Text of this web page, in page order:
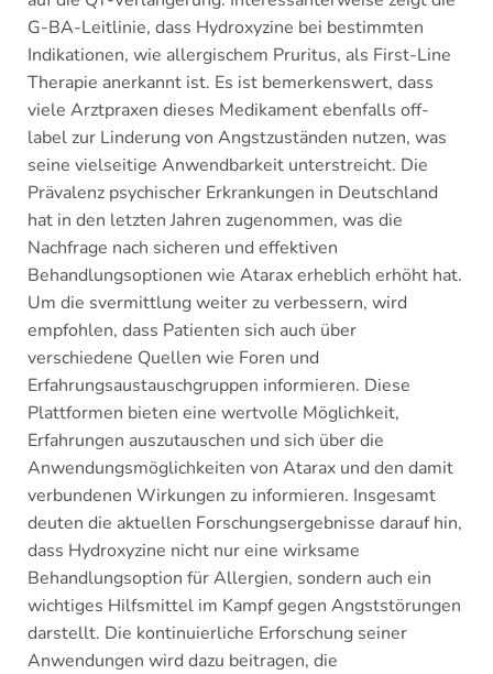
G-BA-Leitlinie, dass Hydroxyzine bei bestimmten
Indikationen, wie allergischem Pruritus, als First-Line
Therapie anerkannt ist. Es ist bemerkenswert, dass
viele Arztpraxen dieses Medikament ebenfalls off-
label zur Linderung von Angstzuständen nutzen, was
seine vielseitige Anwendbarkeit unterstreicht. Die
Prävalenz psychischer Erkrankungen in Deutschland
hat in den letzten Jahren zugenommen, was die
Nachfrage nach sicheren und effektiven
Behandlungsoptionen wie Atarax erheblich erhöht hat.
Um die svermittlung weiter zu verbessern, wird
empfohlen, dass Patienten sich auch über
verschiedene Quellen wie Foren und
Erfahrungsaustauschgruppen informieren. Diese
Plattformen bieten eine wertvolle Möglichkeit,
Erfahrungen auszutauschen und sich über die
Anwendungsmöglichkeiten von Atarax und den damit
verbundenen Wirkungen zu informieren. Insgesamt
deuten die aktuellen Forschungsergebnisse darauf hin,
dass Hydroxyzine nicht nur eine wirksame
Behandlungsoption für Allergien, sondern auch ein
wichtiges Hilfsmittel im Kampf gegen Angststörungen
darstellt. Die kontinuierliche Erforschung seiner
Anwendungen wird dazu beitragen, die